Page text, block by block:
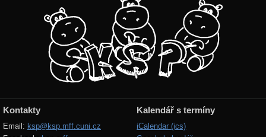
Kontakty
Email: ksp@ksp.mff.cuni.cz
Kalendář s termíny
iCalendar (ics)